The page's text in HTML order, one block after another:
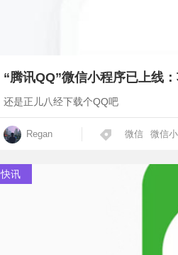
“腾讯QQ”微信小程序已上线
还是正儿八经下载个QQ吧
Regan 微信 微信
快讯